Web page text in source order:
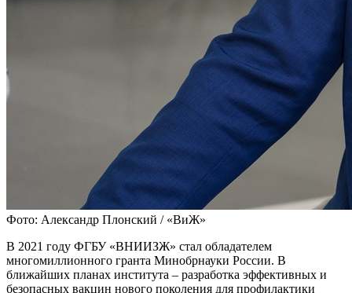
Фото: Александр Плонский / «ВиЖ»
В 2021 году ФГБУ «ВНИИЗЖ» стал обладателем
многомиллионного гранта Минобрнауки России. В
ближайших планах института – разработка эффективных и
безопасных вакцин нового поколения для профилактики